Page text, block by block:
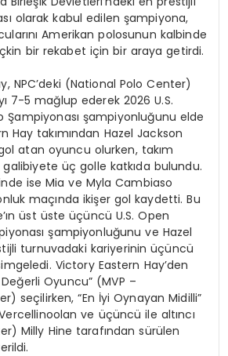
olarak kabul edilen şampiyona,
Amerikan polosunun kalbinde
bir rekabet için bir araya getirdi.
NPC’deki (National Polo Center)
7-5 mağlup ederek 2026 U.S.
Şampiyonası şampiyonluğunu elde
Hay takımından Hazel Jackson
atan oyuncu olurken, takım
galibiyete üç golle katkıda bulundu.
ise Mia ve Myla Cambiaso
maçında ikişer gol kaydetti. Bu
üst üste üçüncü U.S. Open
şampiyonluğunu ve Hazel
turnuvadaki kariyerinin üçüncü
Victory Eastern Hay’den
Oyuncu” (MVP –
seçilirken, “En İyi Oynayan Midilli”
ve üçüncü ile altıncı
Milly Hine tarafından sürülen